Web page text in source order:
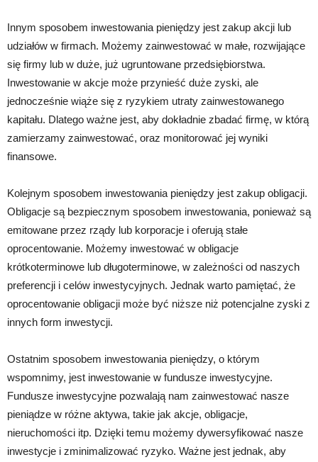
Innym sposobem inwestowania pieniędzy jest zakup akcji lub
udziałów w firmach. Możemy zainwestować w małe, rozwijające
się firmy lub w duże, już ugruntowane przedsiębiorstwa.
Inwestowanie w akcje może przynieść duże zyski, ale
jednocześnie wiąże się z ryzykiem utraty zainwestowanego
kapitału. Dlatego ważne jest, aby dokładnie zbadać firmę, w którą
zamierzamy zainwestować, oraz monitorować jej wyniki
finansowe.
Kolejnym sposobem inwestowania pieniędzy jest zakup obligacji.
Obligacje są bezpiecznym sposobem inwestowania, ponieważ są
emitowane przez rządy lub korporacje i oferują stałe
oprocentowanie. Możemy inwestować w obligacje
krótkoterminowe lub długoterminowe, w zależności od naszych
preferencji i celów inwestycyjnych. Jednak warto pamiętać, że
oprocentowanie obligacji może być niższe niż potencjalne zyski z
innych form inwestycji.
Ostatnim sposobem inwestowania pieniędzy, o którym
wspomnimy, jest inwestowanie w fundusze inwestycyjne.
Fundusze inwestycyjne pozwalają nam zainwestować nasze
pieniądze w różne aktywa, takie jak akcje, obligacje,
nieruchomości itp. Dzięki temu możemy dywersyfikować nasze
inwestycje i zminimalizować ryzyko. Ważne jest jednak, aby